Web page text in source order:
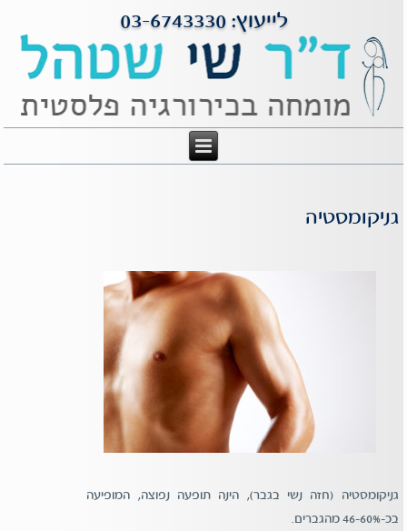
לייעוץ: 03-6743330
גניקומסטיה
גניקומסטיה (חזה נשי בגבר), הינה תופעה נפוצה, המופיעה
בכ-46-60% מהגברים.